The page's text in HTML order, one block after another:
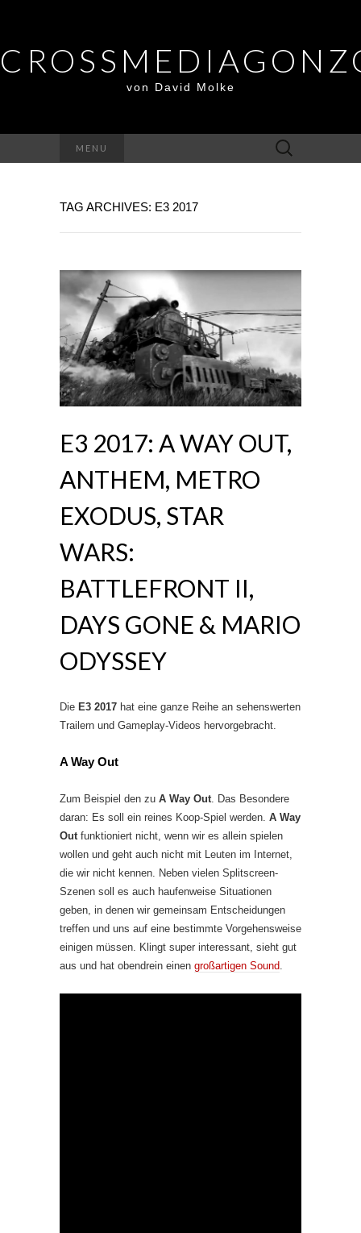
von David Molke
MENU
Suche
nach:
TAG ARCHIVES: E3 2017
E3 2017: A WAY OUT,
ANTHEM, METRO
EXODUS, STAR
WARS:
BATTLEFRONT II,
DAYS GONE & MARIO
ODYSSEY
Die E3 2017 hat eine ganze Reihe an sehenswerten
Trailern und Gameplay-Videos hervorgebracht.
A Way Out
Zum Beispiel den zu A Way Out . Das Besondere
daran: Es soll ein reines Koop-Spiel werden. A Way
Out funktioniert nicht, wenn wir es allein spielen
wollen und geht auch nicht mit Leuten im Internet,
die wir nicht kennen. Neben vielen Splitscreen-
Szenen soll es auch haufenweise Situationen
geben, in denen wir gemeinsam Entscheidungen
treffen und uns auf eine bestimmte Vorgehensweise
einigen müssen. Klingt super interessant, sieht gut
aus und hat obendrein einen großartigen Sound